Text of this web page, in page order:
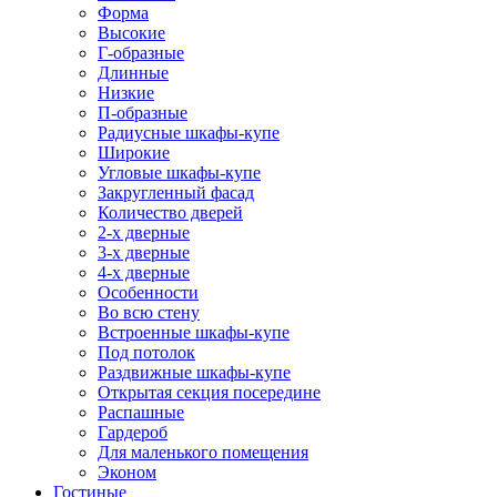
Форма
Высокие
Г-образные
Длинные
Низкие
П-образные
Радиусные шкафы-купе
Широкие
Угловые шкафы-купе
Закругленный фасад
Количество дверей
2-х дверные
3-х дверные
4-х дверные
Особенности
Во всю стену
Встроенные шкафы-купе
Под потолок
Раздвижные шкафы-купе
Открытая секция посередине
Распашные
Гардероб
Для маленького помещения
Эконом
Гостиные